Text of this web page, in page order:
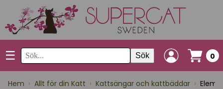
☰ Sök 0
Hem › Allt för din Katt › Kattsängar och kattbäddar ›